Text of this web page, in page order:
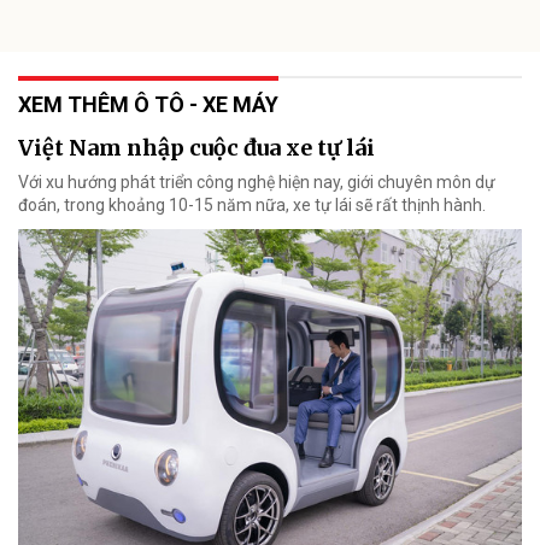
XEM THÊM Ô TÔ - XE MÁY
Việt Nam nhập cuộc đua xe tự lái
Với xu hướng phát triển công nghệ hiện nay, giới chuyên môn dự
đoán, trong khoảng 10-15 năm nữa, xe tự lái sẽ rất thịnh hành.